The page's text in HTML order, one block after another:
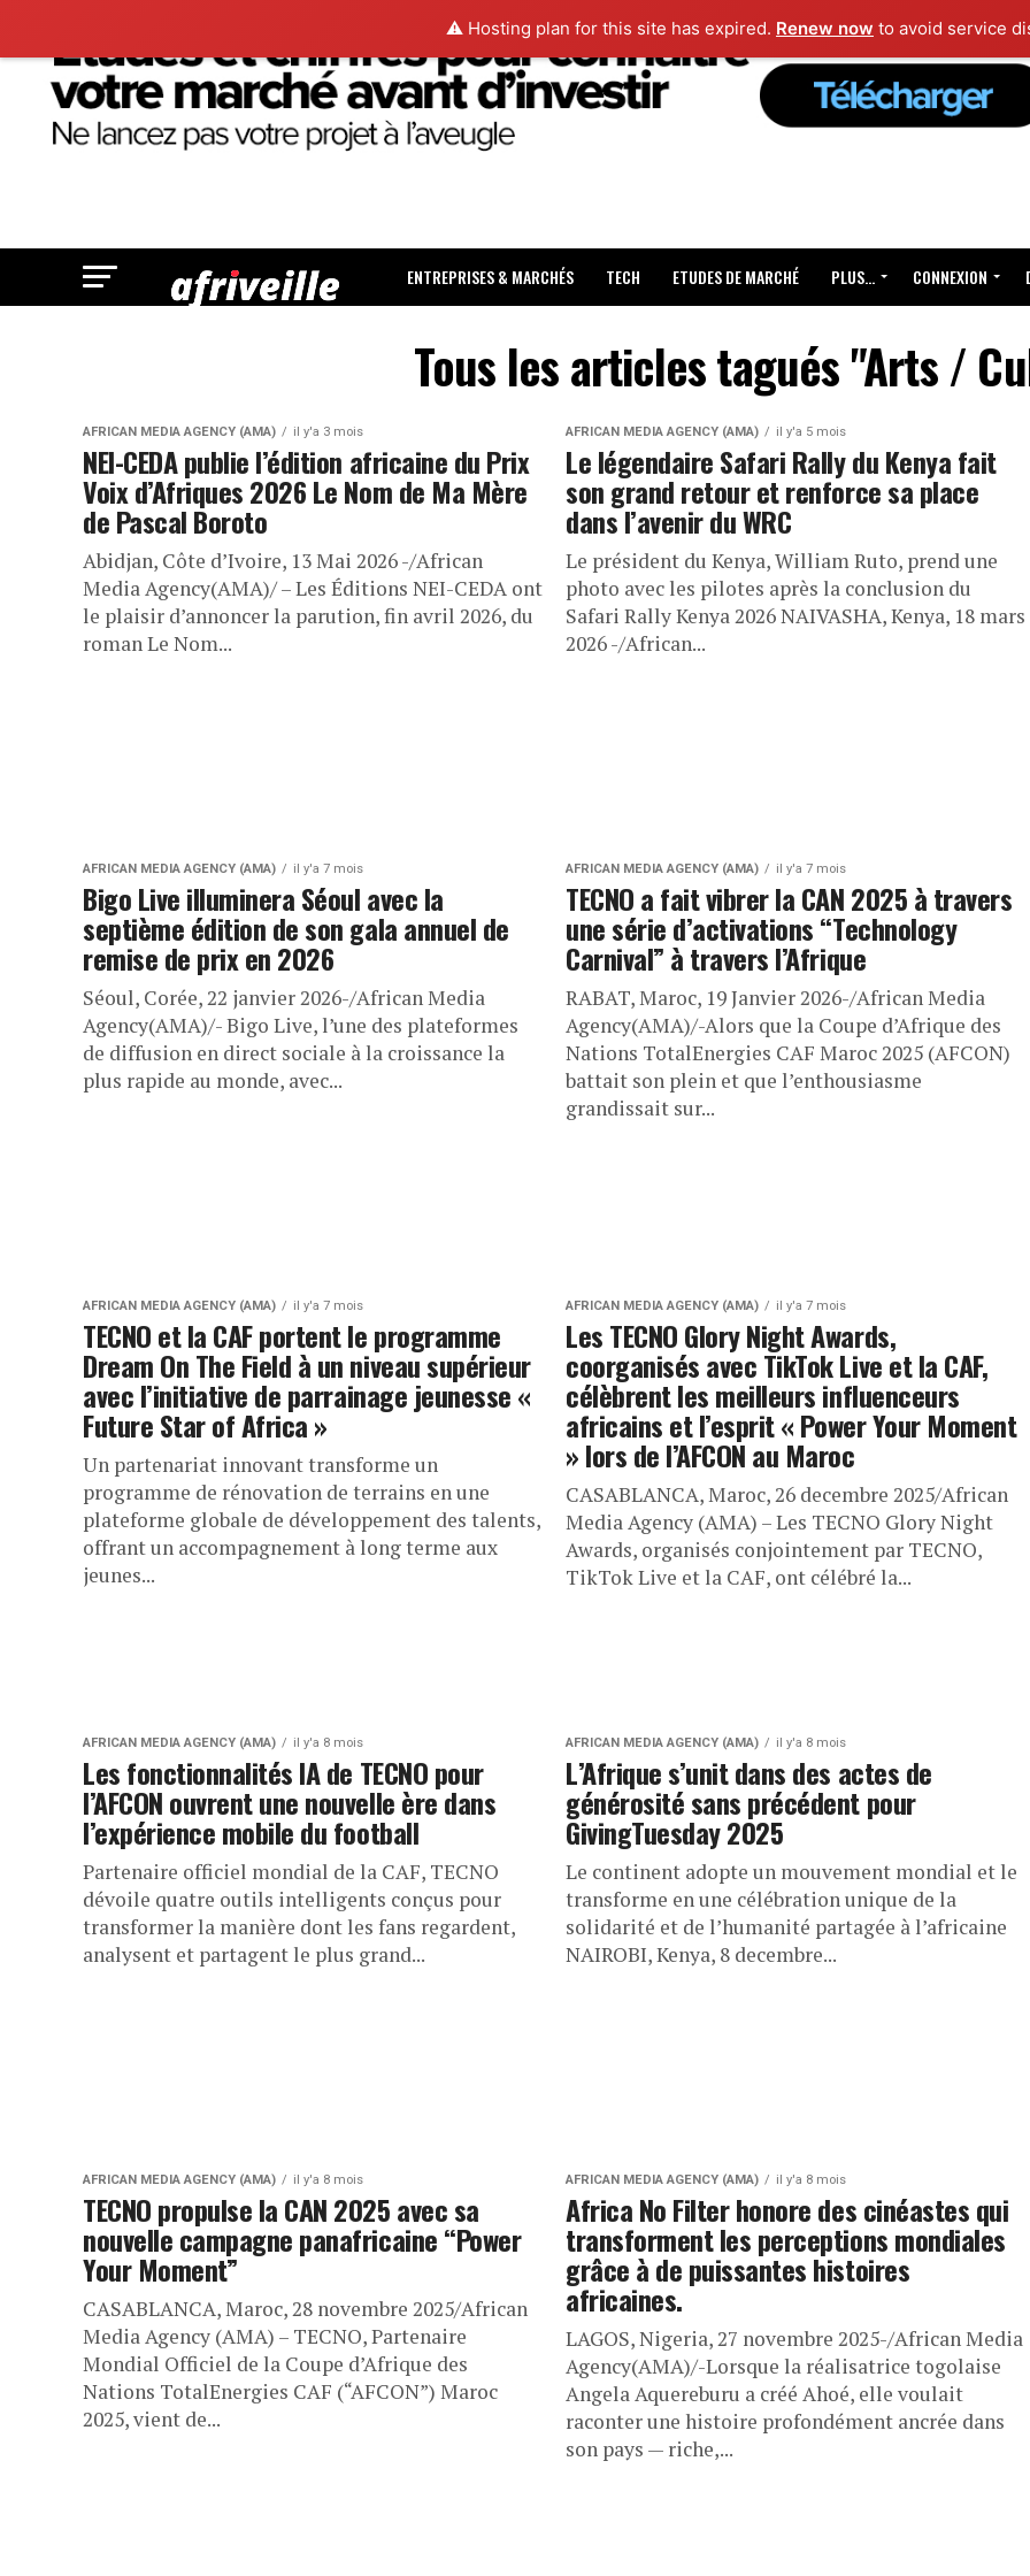
⚠️ Hosting plan for this site has expired. Renew now to avoid service
ENTREPRISES & MARCHÉS TECH ETUDES DE MARCHÉ PLUS… CONNEXION
Tous les articles tagués "Arts /
AFRICAN MEDIA AGENCY (AMA) il y'a 3 mois
NEI-CEDA publie l’édition africaine du Prix
Voix d’Afriques 2026 Le Nom de Ma Mère
de Pascal Boroto
Abidjan, Côte d’Ivoire, 13 Mai 2026 -/African
Media Agency(AMA)/ – Les Éditions NEI-CEDA ont
le plaisir d’annoncer la parution, fin avril 2026, du
roman Le Nom...
AFRICAN MEDIA AGENCY (AMA) il y'a 5 mois
Le légendaire Safari Rally du Kenya fait
son grand retour et renforce sa place
dans l’avenir du WRC
Le président du Kenya, William Ruto, prend une
photo avec les pilotes après la conclusion du
Safari Rally Kenya 2026 NAIVASHA, Kenya, 18 mars
2026 -/African...
AFRICAN MEDIA AGENCY (AMA) il y'a 7 mois
Bigo Live illuminera Séoul avec la
septième édition de son gala annuel de
remise de prix en 2026
Séoul, Corée, 22 janvier 2026-/African Media
Agency(AMA)/- Bigo Live, l’une des plateformes
de diffusion en direct sociale à la croissance la
plus rapide au monde, avec...
AFRICAN MEDIA AGENCY (AMA) il y'a 7 mois
TECNO a fait vibrer la CAN 2025 à travers
une série d’activations “Technology
Carnival” à travers l’Afrique
RABAT, Maroc, 19 Janvier 2026-/African Media
Agency(AMA)/-Alors que la Coupe d’Afrique des
Nations TotalEnergies CAF Maroc 2025 (AFCON)
battait son plein et que l’enthousiasme
grandissait sur...
AFRICAN MEDIA AGENCY (AMA) il y'a 7 mois
TECNO et la CAF portent le programme
Dream On The Field à un niveau supérieur
avec l’initiative de parrainage jeunesse «
Future Star of Africa »
Un partenariat innovant transforme un
programme de rénovation de terrains en une
plateforme globale de développement des talents,
offrant un accompagnement à long terme aux
jeunes...
AFRICAN MEDIA AGENCY (AMA) il y'a 7 mois
Les TECNO Glory Night Awards,
coorganisés avec TikTok Live et la CAF,
célèbrent les meilleurs influenceurs
africains et l’esprit « Power Your Moment
» lors de l’AFCON au Maroc
CASABLANCA, Maroc, 26 decembre 2025/African
Media Agency (AMA) – Les TECNO Glory Night
Awards, organisés conjointement par TECNO,
TikTok Live et la CAF, ont célébré la...
AFRICAN MEDIA AGENCY (AMA) il y'a 8 mois
Les fonctionnalités IA de TECNO pour
l’AFCON ouvrent une nouvelle ère dans
l’expérience mobile du football
Partenaire officiel mondial de la CAF, TECNO
dévoile quatre outils intelligents conçus pour
transformer la manière dont les fans regardent,
analysent et partagent le plus grand...
AFRICAN MEDIA AGENCY (AMA) il y'a 8 mois
L’Afrique s’unit dans des actes de
générosité sans précédent pour
GivingTuesday 2025
Le continent adopte un mouvement mondial et le
transforme en une célébration unique de la
solidarité et de l’humanité partagée à l’africaine
NAIROBI, Kenya, 8 decembre...
AFRICAN MEDIA AGENCY (AMA) il y'a 8 mois
TECNO propulse la CAN 2025 avec sa
nouvelle campagne panafricaine “Power
Your Moment”
CASABLANCA, Maroc, 28 novembre 2025/African
Media Agency (AMA) – TECNO, Partenaire
Mondial Officiel de la Coupe d’Afrique des
Nations TotalEnergies CAF (“AFCON”) Maroc
2025, vient de...
AFRICAN MEDIA AGENCY (AMA) il y'a 8 mois
Africa No Filter honore des cinéastes qui
transforment les perceptions mondiales
grâce à de puissantes histoires
africaines.
LAGOS, Nigeria, 27 novembre 2025-/African Media
Agency(AMA)/-Lorsque la réalisatrice togolaise
Angela Aquereburu a créé Ahoé, elle voulait
raconter une histoire profondément ancrée dans
son pays — riche,...